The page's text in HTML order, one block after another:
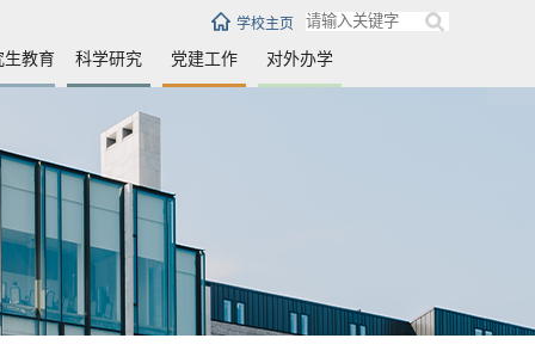
学校主页
生教育 科学研究 党建工作 对外办学